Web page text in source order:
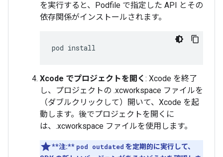
を実行すると、Podfile で指定した API とその
依存関係がインストールされます。
pod
Xcode でプロジェクトを開く : Xcode を終了
し、プロジェクトの .xcworkspace ファイルを
（ダブルクリックして）開いて、Xcode を起
動します。後でプロジェクトを開くに
は、.xcworkspace ファイルを使用します。
**注:** pod outdated を定期的に実行して、